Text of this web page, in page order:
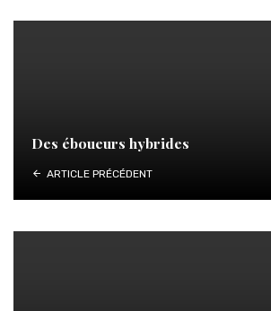
Des éboueurs hybrides
ARTICLE PRÉCÉDENT